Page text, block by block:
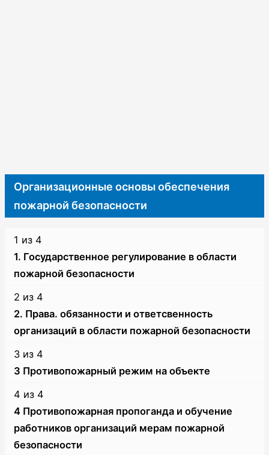
Организационные основы обеспечения
пожарной безопасности
1 из 4
1. Государственное регулирование в области
пожарной безопасности
of
4
within
section
основы
обеспечения
пожарной
безопасности.
зачислены
на
курс.
2 из 4
2. Права. обязанности и ответсвенность
организаций в области пожарной безопасности
2
of
4
within
section
Организационные
не
зачислены
на
курс.
3 из 4
3 Противопожарный режим на объекте
of
4
within
зачислены
на
курс.
4 из 4
4 Противопожарная пропоганда и обучение
работников организаций мерам пожарной
безопасности